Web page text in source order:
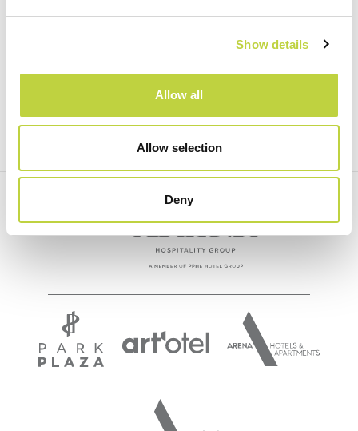
Show details
Allow all
Allow selection
Deny
BEACH BAR PAMPAS
Facebook